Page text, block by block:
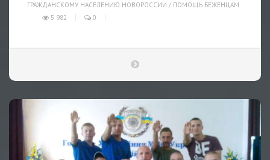
ГРАЖДАНСКОМУ НАСЕЛЕНИЮ НОВОРОССИИ / ПОМОЩЬ БЕЖЕНЦАМ
5 982
0